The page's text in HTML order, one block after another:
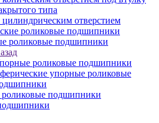
типа
отверстием
роликовые подшипники
роликовые подшипники
роликовые подшипники
упорные роликовые
роликовые подшипники